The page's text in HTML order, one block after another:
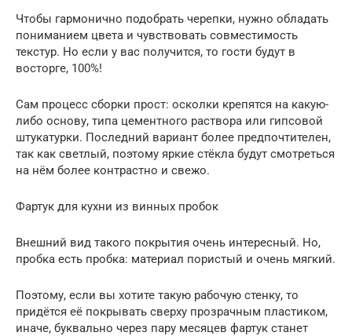
Чтобы гармонично подобрать черепки, нужно обладать
пониманием цвета и чувствовать совместимость
текстур. Но если у вас получится, то гости будут в
восторге, 100%!
Сам процесс сборки прост: осколки крепятся на какую-
либо основу, типа цементного раствора или гипсовой
штукатурки. Последний вариант более предпочтителен,
так как светлый, поэтому яркие стёкла будут смотреться
на нём более контрастно и свежо.
Фартук для кухни из винных пробок
Внешний вид такого покрытия очень интересный. Но,
пробка есть пробка: материал пористый и очень мягкий.
Поэтому, если вы хотите такую рабочую стенку, то
придётся её покрывать сверху прозрачным пластиком,
иначе, буквально через пару месяцев фартук станет